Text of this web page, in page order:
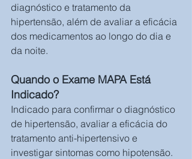
diagnóstico e tratamento da
hipertensão, além de avaliar a eficácia
dos medicamentos ao longo do dia e
da noite.
Quando o Exame MAPA Está
Indicado?
Indicado para confirmar o diagnóstico
de hipertensão, avaliar a eficácia do
tratamento anti-hipertensivo e
investigar sintomas como hipotensão.